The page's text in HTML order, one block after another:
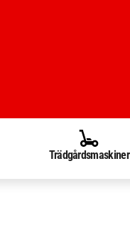
Trädgårdsmaskiner